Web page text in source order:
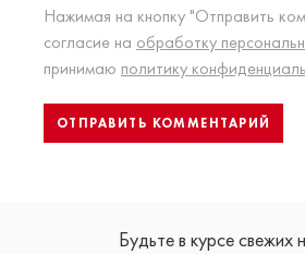
Нажимая на кнопку "Отправить
согласие на обработку
принимаю политику
Будьте в курсе свежих